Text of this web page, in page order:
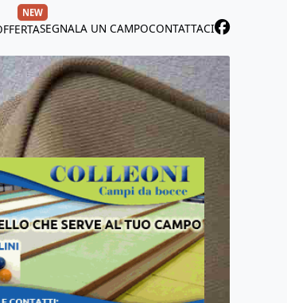
NEW
SEGNALA UN CAMPOCONTATTACI